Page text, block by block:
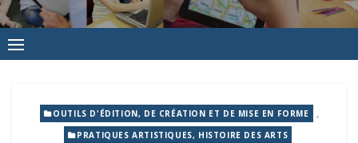
OUTILS D'ÉDITION, DE CRÉATION ET DE MISE EN FORME ,
PRATIQUES ARTISTIQUES, HISTOIRE DES ARTS